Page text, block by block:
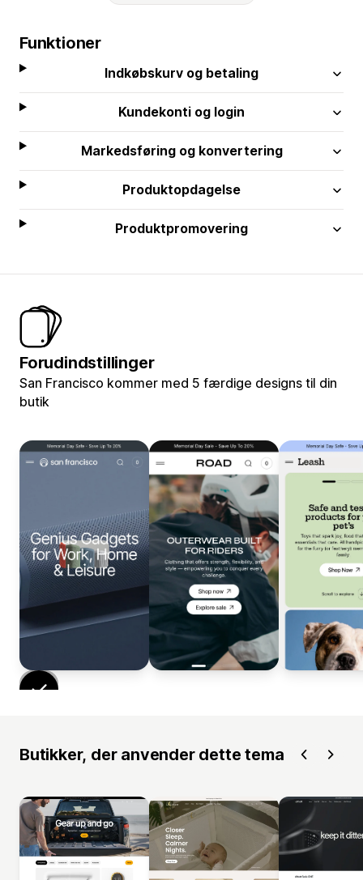
Funktioner
Indkøbskurv og betaling
Kundekonti og login
Markedsføring og konvertering
Produktopdagelse
Produktpromovering
Forudindstillinger
San Francisco kommer med 5 færdige designs til din
butik
Butikker, der anvender dette tema